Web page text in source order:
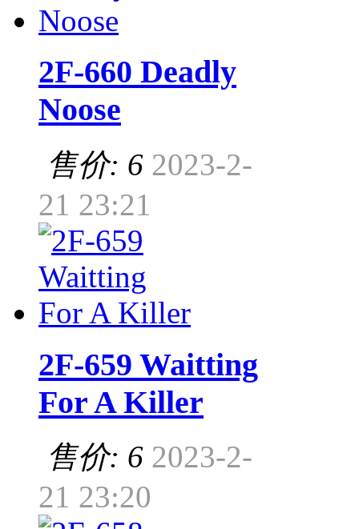
2F-660 Deadly
Noose
售价: 6 2023-2-
21 23:21
2F-659 Waitting
For A Killer
售价: 6 2023-2-
21 23:20